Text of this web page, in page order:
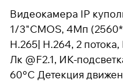
Видеокамера IP
1/3"CMOS, 4Мп
H.265| H.264, 2
Лк @F2.1, ИК-
60°C Детекция